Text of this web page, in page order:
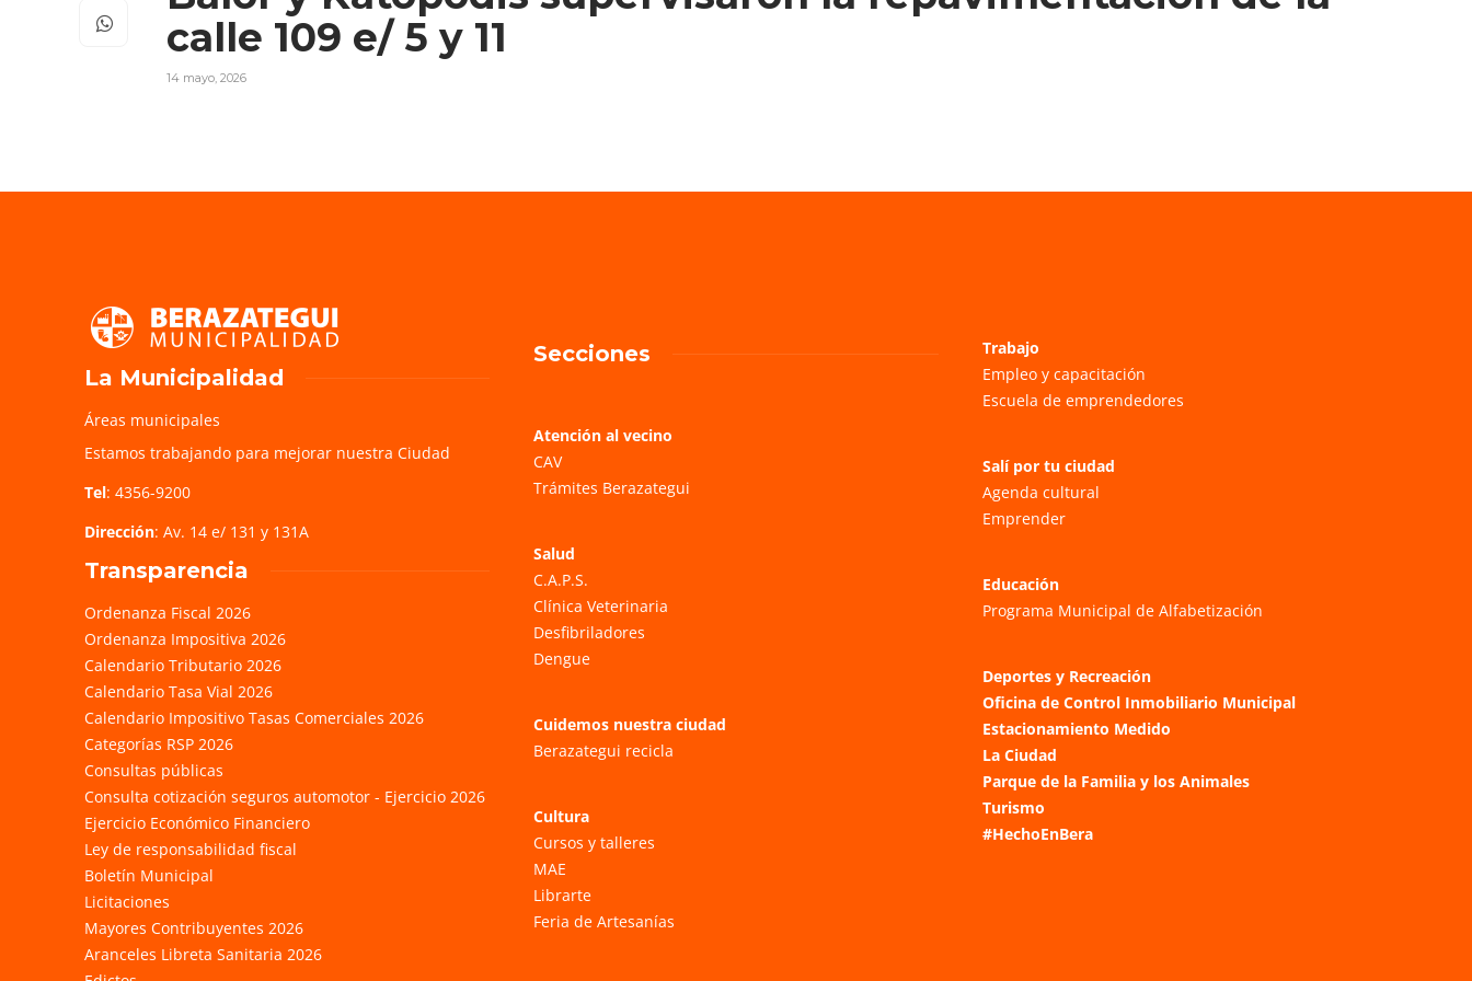
calle 109 e/ 5 y 11
14 mayo, 2026
La Municipalidad
Áreas municipales
Estamos trabajando para mejorar nuestra Ciudad
Tel: 4356-9200
Dirección: Av. 14 e/ 131 y 131A
Transparencia
Ordenanza Fiscal 2026
Ordenanza Impositiva 2026
Calendario Tributario 2026
Calendario Tasa Vial 2026
Calendario Impositivo Tasas Comerciales 2026
Categorías RSP 2026
Consultas públicas
Consulta cotización seguros automotor - Ejercicio 2026
Ejercicio Económico Financiero
Ley de responsabilidad fiscal
Boletín Municipal
Licitaciones
Mayores Contribuyentes 2026
Aranceles Libreta Sanitaria 2026
Secciones
Atención al vecino
CAV
Trámites Berazategui
Salud
C.A.P.S.
Clínica Veterinaria
Desfibriladores
Dengue
Cuidemos nuestra ciudad
Berazategui recicla
Cultura
Cursos y talleres
MAE
Librarte
Feria de Artesanías
Trabajo
Empleo y capacitación
Escuela de emprendedores
Salí por tu ciudad
Agenda cultural
Emprender
Educación
Programa Municipal de Alfabetización
Deportes y Recreación
Oficina de Control Inmobiliario Municipal
Estacionamiento Medido
La Ciudad
Parque de la Familia y los Animales
Turismo
#HechoEnBera